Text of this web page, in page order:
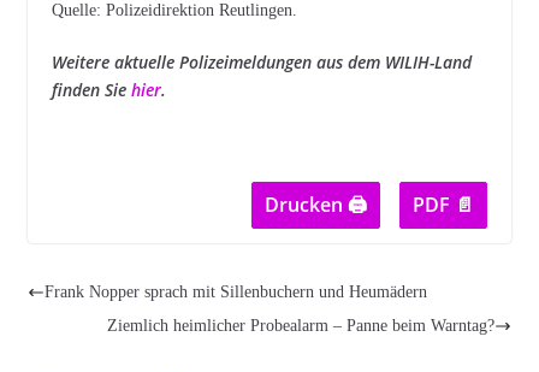
Quelle: Polizeidirektion Reutlingen.
Weitere aktuelle Polizeimeldungen aus dem WILIH-Land
finden Sie hier.
Drucken 🖨 PDF 📄
Frank Nopper sprach mit Sillenbuchern und Heumädern
Ziemlich heimlicher Probealarm – Panne beim Warntag?